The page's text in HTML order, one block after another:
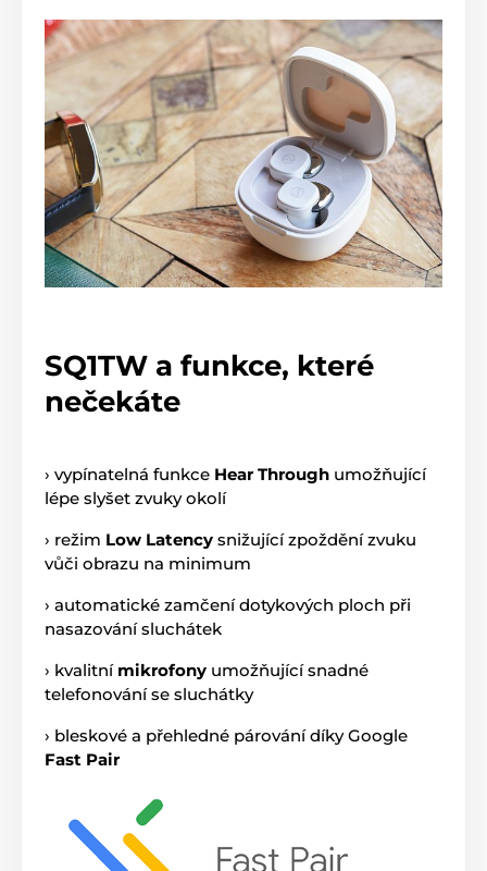
SQ1TW a funkce, které
nečekáte
› vypínatelná funkce Hear Through umožňující
lépe slyšet zvuky okolí
› režim Low Latency snižující zpoždění zvuku
vůči obrazu na minimum
› automatické zamčení dotykových ploch při
nasazování sluchátek
› kvalitní mikrofony umožňující snadné
telefonování se sluchátky
› bleskové a přehledné párování díky Google
Fast Pair